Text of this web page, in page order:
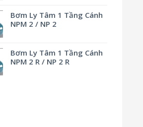
Bơm Ly Tâm 1 Tầng Cánh
NPM 2 / NP 2
Bơm Ly Tâm 1 Tầng Cánh
NPM 2 R / NP 2 R